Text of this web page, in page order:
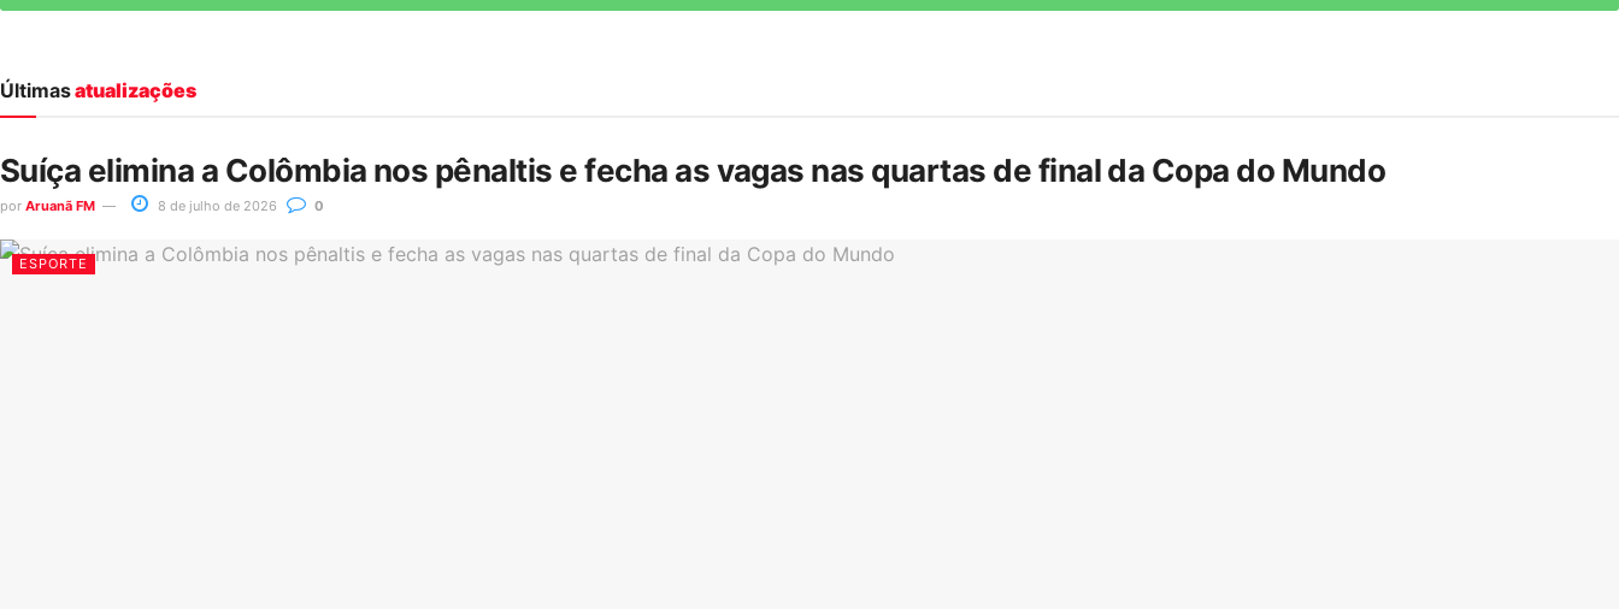
Últimasatualizações
Suíça elimina a Colômbia nos pênaltis e fecha as vagas nas quartas de final da Copa do Mundo
por Aruanã FM 8 de julho de 2026 0
ESPORTE